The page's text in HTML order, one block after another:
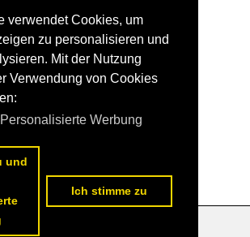
verwendet Cookies, um
zu personalisieren und
Mit der Nutzung
Verwendung von Cookies
Personalisierte Werbung
und
Ich stimme zu